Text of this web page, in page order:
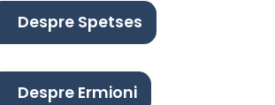
Despre Spetses
Despre Ermioni